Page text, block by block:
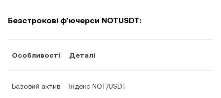
Безстрокові ф’ючерси NOTUSDT:
Особливості Деталі
Базовий актив Індекс NOT/USDT